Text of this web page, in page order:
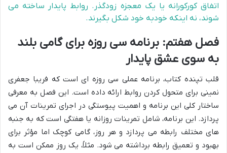
اتفاق کورکورانه یا یک معجزه زودگذر. روابط پایدار ساخته می
شوند، نه اینکه خودبه خود شکل بگیرند.
فصل هفتم: برنامه سی روزه برای گامی بلند
به سوی عشق پایدار
قلب تپنده کتاب، برنامه عملی سی روزه ای است که فریبا جعفری
نمینی برای متحول کردن روابط ارائه داده است. این فصل به معرفی
ساختار کلی این برنامه و اهمیت پیوستگی در اجرای تمرینات آن می
پردازد. این برنامه، شامل تمرینات روزانه یا هفتگی است که به جنبه
های مختلف رابطه می پردازد و هر روز، گامی کوچک اما مؤثر برای
بهبود و تعمیق رابطه برداشته می شود. مثلاً، یک روز ممکن است به